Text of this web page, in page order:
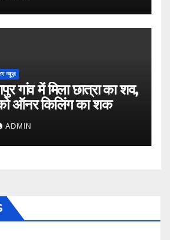
न्यूज़
गांव में मिला छात्रा का शव,
ऑनर किलिंग का शक
ADMIN